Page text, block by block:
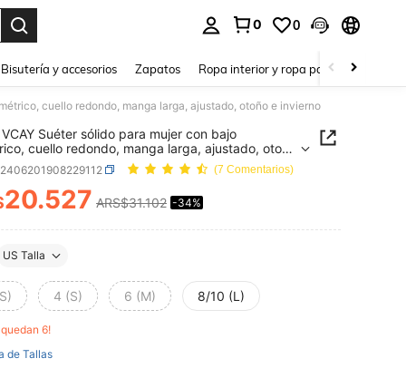
0 0
Bisutería y accesorios Zapatos Ropa interior y ropa para dormir
cuello redondo, manga larga, ajustado, otoño e invierno
VCAY Suéter sólido para mujer con bajo
cuello redondo, manga larga, ajustado, otoño
(7 Comentarios)
AND AVAILABILITY
20.527 ARS$31.102 -34%
US Talla
4 (S) 6 (M) 8/10 (L)
quedan 6!
de Tallas